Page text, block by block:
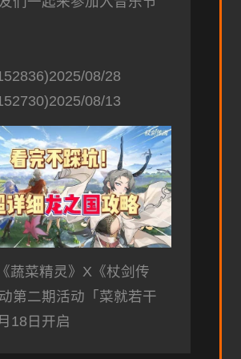
08/28
08/13
蔬菜精灵》X《杖剑传
第二期活动「菜就若干
18日开启